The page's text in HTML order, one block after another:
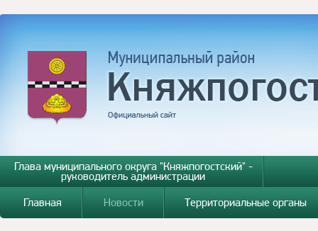
Глава муниципального округа "Княжпогостский" -
руководитель администрации
Главная
Новости Территориальные органы